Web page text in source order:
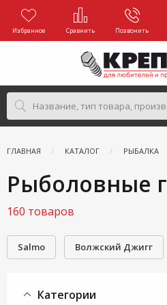
Избранное Сравнить Позвонить
ГЛАВНАЯ КАТАЛОГ РЫБАЛКА
Рыболовные
160 товаров
Salmo Волжский Джигг
Категории